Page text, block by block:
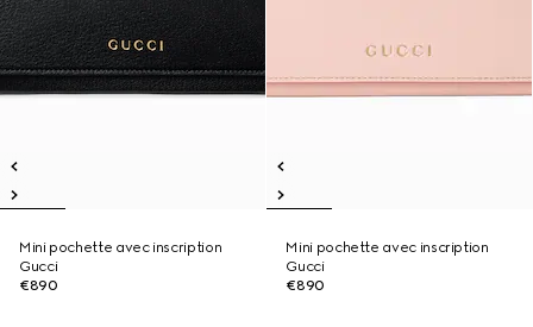
Mini pochette avec inscription
Gucci
€890
Mini pochette avec inscription
Gucci
€890